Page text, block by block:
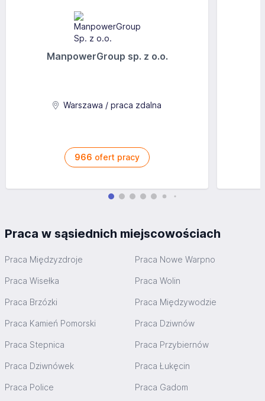
ManpowerGroup sp. z o.o.
Warszawa / praca zdalna
966 ofert pracy
Praca w sąsiednich miejscowościach
Praca Międzyzdroje Praca Nowe Warpno
Praca Wisełka Praca Wolin
Praca Brzózki Praca Międzywodzie
Praca Kamień Pomorski Praca Dziwnów
Praca Stepnica Praca Przybiernów
Praca Dziwnówek Praca Łukęcin
Praca Police Praca Gadom